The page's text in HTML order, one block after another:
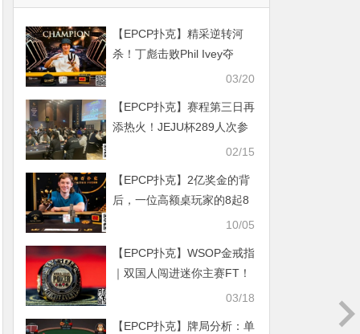
【EPCP扑克】精采逆转河
杀！丁彪击败Phil Ivey夺
Triton PLO豪客赛冠军，斩
传奇桂冠
03/20
【EPCP扑克】赛程第三日再
添热火！JEJU杯289人次参
赛37人晋级！决赛日争斗国
【SUPER CUP济州】
02/15
【EPCP扑克】2亿奖金的背
后，一位高额桌玩家的8起8
10/05
【EPCP扑克】WSOP金戒指
｜双国人闯进迷你主赛FT！
徐航夺超深筹赛第四名，奖
03/18
【EPCP扑克】牌局分析：单